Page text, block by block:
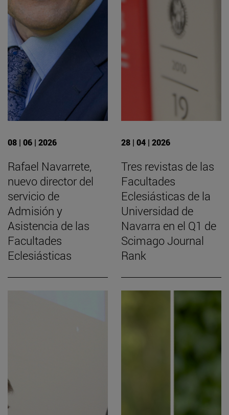
08 | 06 | 2026
Rafael Navarrete,
nuevo director del
servicio de
Admisión y
Asistencia de las
Facultades
Eclesiásticas
28 | 04 | 2026
Tres revistas de las
Facultades
Eclesiásticas de la
Universidad de
Navarra en el Q1 de
Scimago Journal
Rank